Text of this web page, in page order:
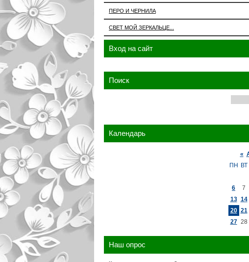
ПЕРО И ЧЕРНИЛА
СВЕТ МОЙ ЗЕРКАЛЬЦЕ...
Вход на сайт
Поиск
Календарь
«
ПН ВТ
6
7
13 14
20 21
27 28
Наш опрос